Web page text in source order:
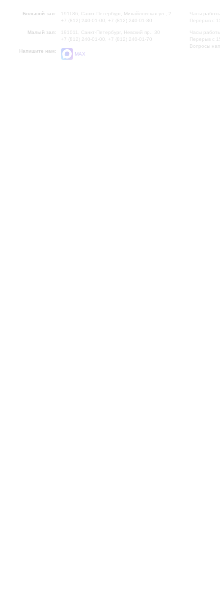
Большой зал:
191186, Санкт-Петербург, Михайловская ул., 2
+7 (812) 240-01-00, +7 (812) 240-01-80
Малый зал:
191011, Санкт-Петербург, Невский пр., 30
+7 (812) 240-01-00, +7 (812) 240-01-70
Напишите нам:
MAX
Часы
Перерыв с
Часы
Перерыв с
Вопросы